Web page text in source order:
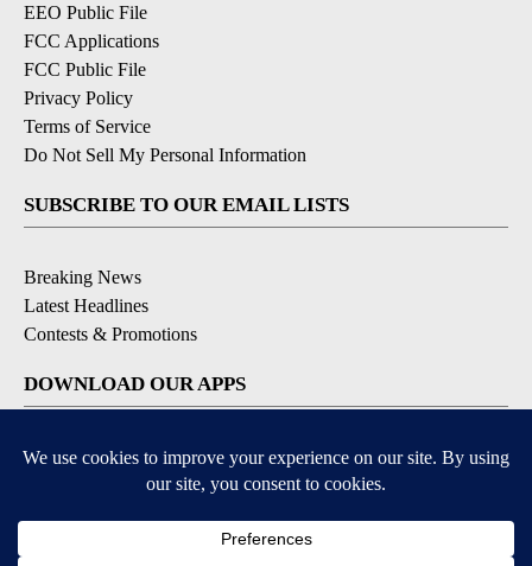
EEO Public File
FCC Applications
FCC Public File
Privacy Policy
Terms of Service
Do Not Sell My Personal Information
SUBSCRIBE TO OUR EMAIL LISTS
Breaking News
Latest Headlines
Contests & Promotions
DOWNLOAD OUR APPS
Available for iOS and Android